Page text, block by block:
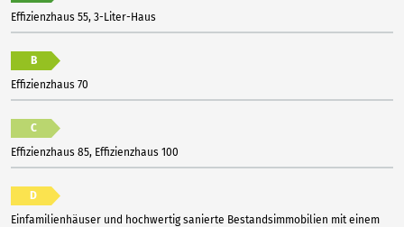
Effizienzhaus 55, 3-Liter-Haus
B
Effizienzhaus 70
C
Effizienzhaus 85, Effizienzhaus 100
D
Einfamilienhäuser und hochwertig sanierte Bestandsimmobilien mit einem